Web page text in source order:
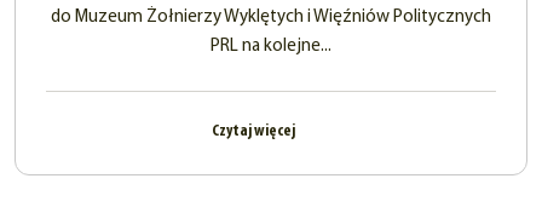
do Muzeum Żołnierzy Wyklętych i Więźniów Politycznych
PRL na kolejne...
Czytaj więcej